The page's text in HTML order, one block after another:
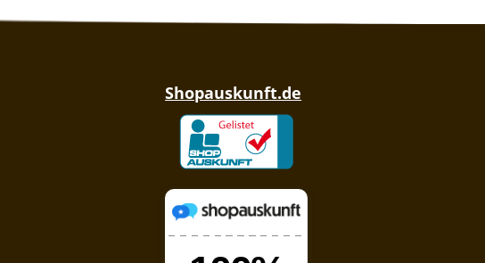
Shopauskunft.de